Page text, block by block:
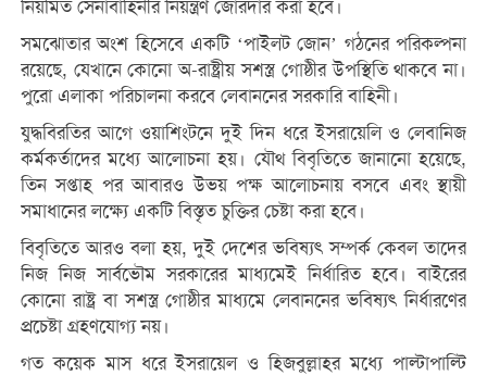
নিয়মিত সেনাবাহিনীর নিয়ন্ত্রণ জোরদার করা হবে।
সমঝোতার অংশ হিসেবে একটি ‘পাইলট জোন’ গঠনের পরিকল্পনা
রয়েছে, যেখানে কোনো অ-রাষ্ট্রীয় সশস্ত্র গোষ্ঠীর উপস্থিতি থাকবে না।
পুরো এলাকা পরিচালনা করবে লেবাননের সরকারি বাহিনী।
যুদ্ধবিরতির আগে ওয়াশিংটনে দুই দিন ধরে ইসরায়েলি ও লেবানিজ
কর্মকর্তাদের মধ্যে আলোচনা হয়। যৌথ বিবৃতিতে জানানো হয়েছে,
তিন সপ্তাহ পর আবারও উভয় পক্ষ আলোচনায় বসবে এবং স্থায়ী
সমাধানের লক্ষ্যে একটি বিস্তৃত চুক্তির চেষ্টা করা হবে।
বিবৃতিতে আরও বলা হয়, দুই দেশের ভবিষ্যৎ সম্পর্ক কেবল তাদের
নিজ নিজ সার্বভৌম সরকারের মাধ্যমেই নির্ধারিত হবে। বাইরের
কোনো রাষ্ট্র বা সশস্ত্র গোষ্ঠীর মাধ্যমে লেবাননের ভবিষ্যৎ নির্ধারণের
প্রচেষ্টা গ্রহণযোগ্য নয়।
গত কয়েক মাস ধরে ইসরায়েল ও হিজবুল্লাহর মধ্যে পাল্টাপাল্টি